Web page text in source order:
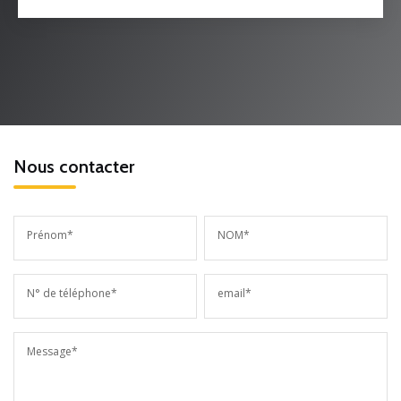
Nous contacter
Prénom* NOM*
N° de téléphone* email*
Message*